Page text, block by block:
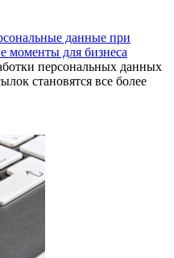
данные при
моменты для бизнеса
персональных данных
становятся все более